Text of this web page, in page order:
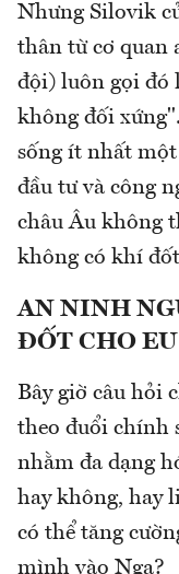
Nhưng Silovik
thân từ cơ quan
đội) luôn gọi đó
không đối
sống ít nhất
đầu tư và công
châu Âu không
không có khí
AN NINH
ĐỐT CHO EU
Bây giờ câu hỏi
theo đuổi chính
nhằm đa dạng
hay không, hay
có thể tăng
mình vào Nga?